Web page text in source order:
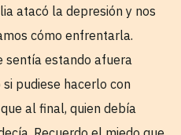
atacó la depresión y nos
cómo enfrentarla.
sentía estando afuera
pudiese hacerlo con
al final, quien debía